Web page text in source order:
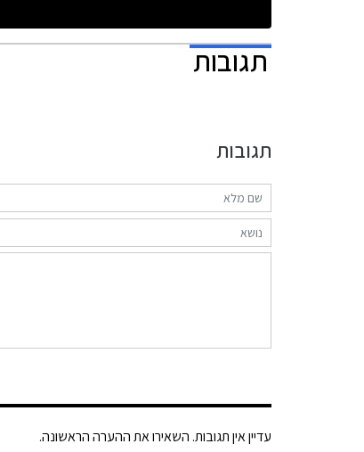
תגובות
תגובות
עדיין אין תגובות. השאירו את ההערה הראשונה.